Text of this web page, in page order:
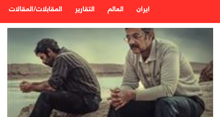
المقابلات/المقالات التقارير العالم ایران